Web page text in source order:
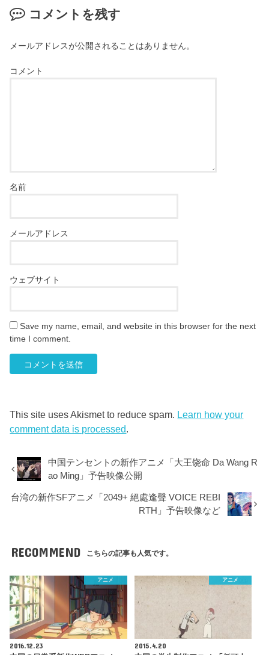
コメントを残す
メールアドレスが公開されることはありません。
コメント
名前
メールアドレス
ウェブサイト
Save my name, email, and website in this browser for the next
time I comment.
This site uses Akismet to reduce spam. Learn how your
comment data is processed.
中国テンセントの新作アニメ「大王饶命 Da Wang R
ao Ming」予告映像公開
台湾の新作SFアニメ「2049+ 絕處逢聲 VOICE REBI
RTH」予告映像など
RECOMMEND こちらの記事も人気です。
アニメ
2016.12.23
アニメ
2015.4.20